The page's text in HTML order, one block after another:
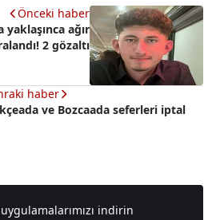
Önceki haber
ağır
2 gözaltı
haber
ve Bozcaada seferleri iptal
indirin